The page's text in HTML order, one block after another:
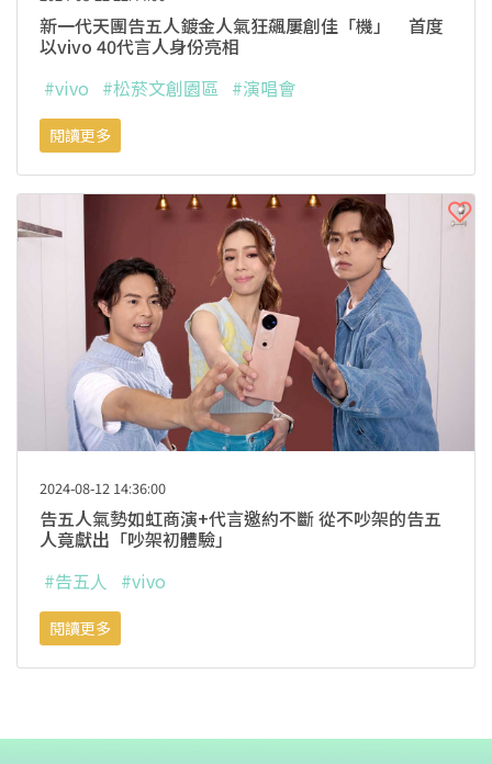
新一代天團告五人鍍金人氣狂飆屢創佳「機」 首度
以vivo 40代言人身份亮相
#vivo #松菸文創園區 #演唱會
閱讀更多
2024-08-12 14:36:00
告五人氣勢如虹商演+代言邀約不斷 從不吵架的告五
人竟獻出「吵架初體驗」
#告五人
#vivo
閱讀更多